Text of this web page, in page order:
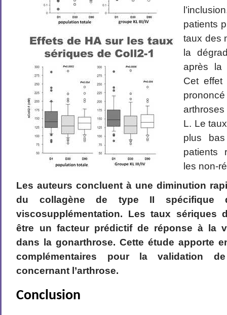
patients
taux des
la
après la
Cet
L. Le
plus
patients
les non-
Les auteurs concluent à une diminution
du collagène de type II spécifique
viscosupplémentation. Les taux sériques
être un facteur prédictif de réponse à la
dans la gonarthrose. Cette étude apporte
complémentaires pour la validation
concernant l’arthrose.
Conclusion